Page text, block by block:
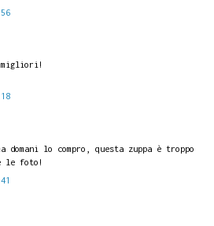
migliori!
domani lo compro, questa zuppa è troppo
le foto!